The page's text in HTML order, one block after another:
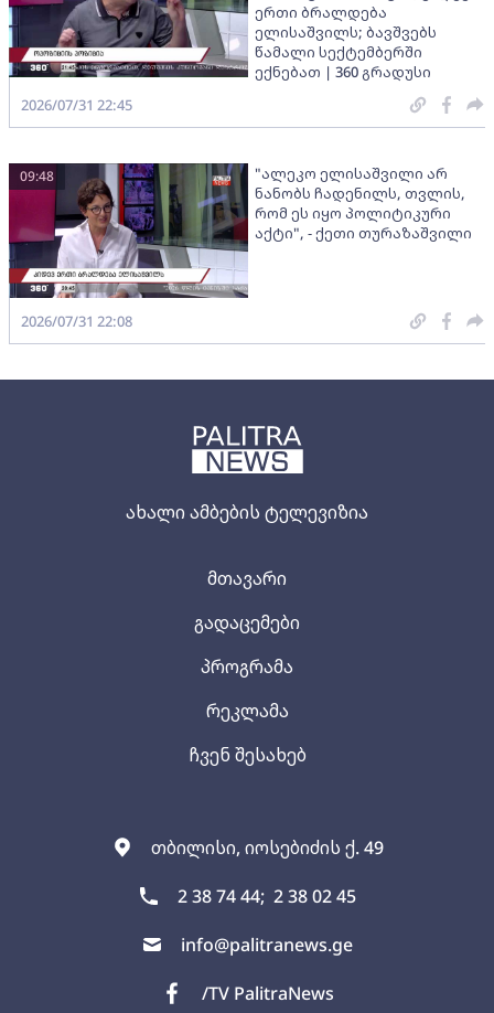
ახალი ამბების ტელევიზია
თბილისი, იოსებიძის ქ. 49
2 38 74 44; 2 38 02 45
info@palitranews.ge
/TV PalitraNews
მთავარი
გადაცემები
პროგრამა
რეკლამა
ჩვენ შესახებ
ერთი ბრალდება
ელისაშვილს; ბავშვებს
წამალი სექტემბერში
ექნებათ | 360 გრადუსი
2026/07/31 22:45
"ალეკო ელისაშვილი არ
ნანობს ჩადენილს, თვლის,
რომ ეს იყო პოლიტიკური
აქტი", - ქეთი თურაზაშვილი
09:48
2026/07/31 22:08